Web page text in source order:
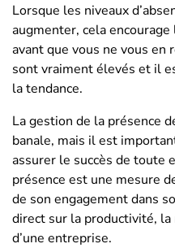
Lorsque les niveaux
augmenter, cela
avant que vous ne vous en
sont vraiment élevés et il
la tendance.
La gestion de la présence
banale, mais il est
assurer le succès de toute
présence est une mesure
de son engagement dans
direct sur la productivité,
d’une entreprise.